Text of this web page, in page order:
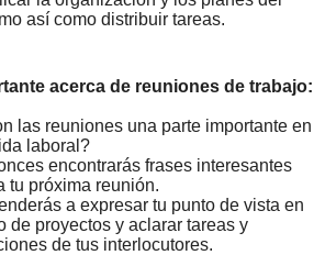
así como distribuir tareas.
acerca de reuniones de trabajo:
las reuniones una parte importante en
laboral?
encontrarás frases interesantes
tu próxima reunión.
a expresar tu punto de vista en
de proyectos y aclarar tareas y
de tus interlocutores.